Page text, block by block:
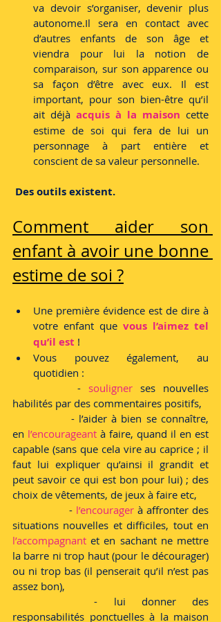
va devoir s’organiser, devenir plus
autonome.Il sera en contact avec
d’autres enfants de son âge et
viendra pour lui la notion de
comparaison, sur son apparence ou
sa façon d’être avec eux. Il est
important, pour son bien-être qu’il
ait déjà acquis à la maison cette
estime de soi qui fera de lui un
personnage à part entière et
conscient de sa valeur personnelle.
Des outils existent.
Comment aider son
enfant à avoir une bonne
estime de soi ?
Une première évidence est de dire à
votre enfant que vous l’aimez tel
qu’il est !
Vous pouvez également, au
quotidien :
		-
souligner ses nouvelles
habilités par des commentaires positifs,
en l’encourageant à faire, quand il en est
capable (sans que cela vire au caprice ; il
faut lui expliquer qu’ainsi il grandit et
peut savoir ce qui est bon pour lui) ; des
choix de vêtements, de jeux à faire etc,
		-
l’encourager à affronter des
l’accompagnant et en sachant ne mettre
la barre ni trop haut (pour le décourager)
ou ni trop bas (il penserait qu’il n’est pas
assez bon),
		- lui donner des
responsabilités ponctuelles à la maison